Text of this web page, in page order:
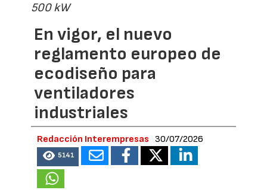
500 kW
En vigor, el nuevo
reglamento europeo de
ecodiseño para
ventiladores
industriales
Redacción Interempresas 30/07/2026
5141